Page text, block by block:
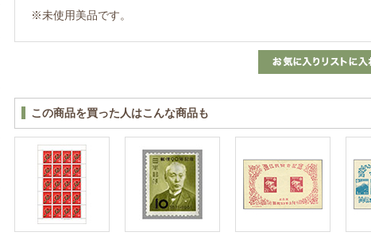
※未使用美品です。
この商品を買った人はこんな商品も